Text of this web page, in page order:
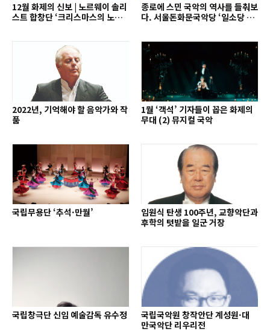
12월 화제의 신보 | 노르웨이 솔리
스트 합창단 ‘크리스마스의 노래’
종로에 스민 국악의 역사를 들춰보
다. 서울돈화문국악당 ‘일소당 음
2022년, 기억해야 할 음악가와 작
품
1월 ‘객석’ 기자들이 꼽은 화제의
무대 (2) 뮤지컬 국악
국립무용단 ‘추석·만월’
임원식 탄생 100주년, 교향악단과
후학의 텃밭을 일군 거장
국립창극단 신임 예술감독 유수정
국립국악원 창작안단 계성원·대
만국악단 리우리전